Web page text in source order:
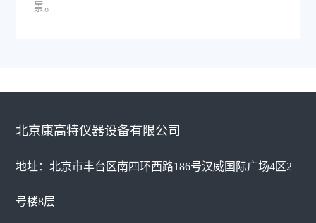
景。
北京康高特仪器设备有限公司
地址：北京市丰台区南四环西路186号汉威国际广场4区2
号楼8层